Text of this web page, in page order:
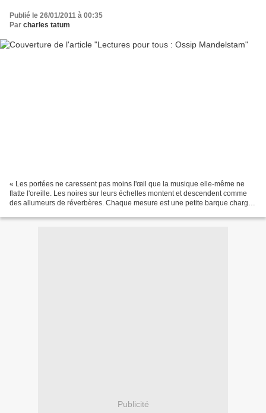
Publié le 26/01/2011 à 00:35
Par charles tatum
« Les portées ne caressent pas moins l'œil que la musique elle-même ne
flatte l'oreille. Les noires sur leurs échelles montent et descendent comme
des allumeurs de réverbères. Chaque mesure est une petite barque chargée
Publicité